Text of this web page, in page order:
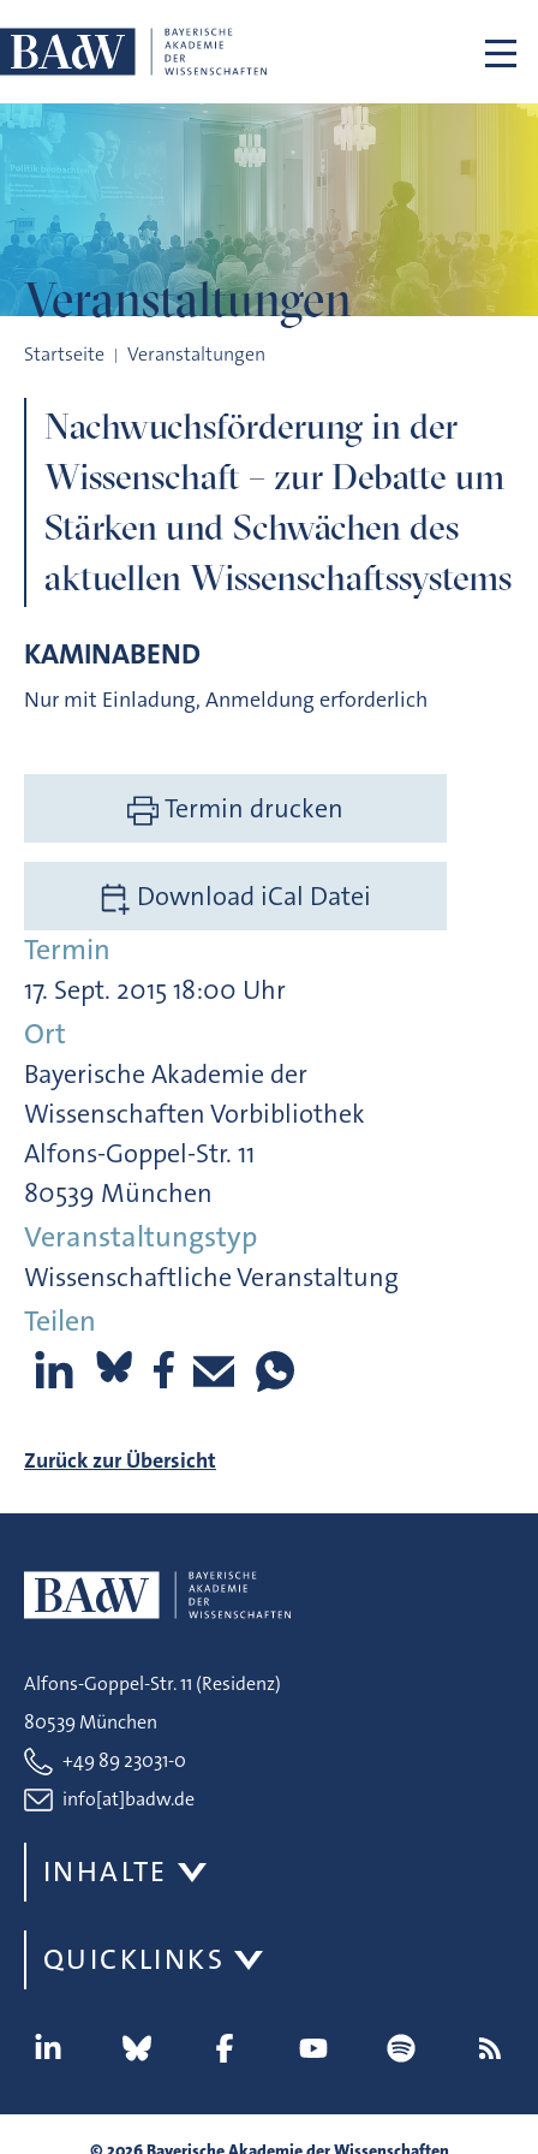
Veranstaltungen
Startseite Veranstaltungen
Nachwuchsförderung in der
Wissenschaft – zur Debatte um
Stärken und Schwächen des
aktuellen Wissenschaftssystems
KAMINABEND
Nur mit Einladung, Anmeldung erforderlich
Termin drucken
Download iCal Datei
Termin
17. Sept. 2015 18:00 Uhr
Ort
Bayerische Akademie der
Wissenschaften Vorbibliothek
Alfons-Goppel-Str. 11
80539 München
Veranstaltungstyp
Wissenschaftliche Veranstaltung
Teilen
Zurück zur Übersicht
Alfons-Goppel-Str. 11 (Residenz)
80539 München
+49 89 23031-0
info[at]badw.de
INHALTE
QUICKLINKS